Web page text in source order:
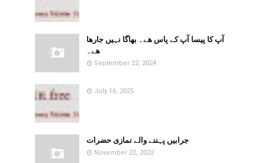
آپ کا پیسا آپ کے پاس ھے۔ بھاگا نہیں جارھا
ھے۔
September 22, 2024
July 16, 2025
جرابیں پہننے والے نمازی حضرات
November 22, 2022